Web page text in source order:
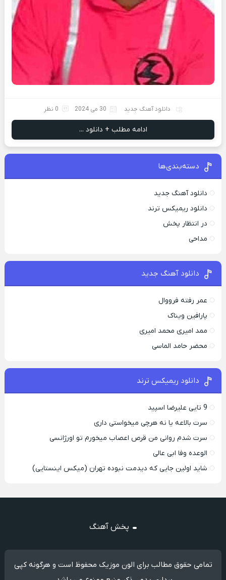
دانلود آهنگ جدید 30 می 2024 0 نظر
ادامه مطلب + دانلود ...
دسته‌بندی‌ها
دانلود آهنگ جدید
دانلود ریمیکس ترند
در انتظار پخش
مداحی
دانلود آهنگ جدید
عمر رفته فرووال
پارافين ویناک
ممد امیری محمد امیری
محضر حامد الماسی
دانلود ریمیکس ترند
9 تایی علیرضا اسپید
سرت بالاعه یا نه هرچی میخواستی داری
سرت شدم روانی من قرص اعصاب میخورم تو اورژانسی
الوعده وفا ابی عالی
شاید اولین جایی که دیدمت نبوده تهران (میکس اینستایی)
پخش آهنگ
تمامی حقوق مطالب برای الون موزیک محفوظ است و هرگونه کپی